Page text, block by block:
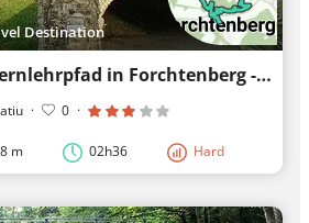
Destination
Hohenloher Bauernlehrpfad in Forchtenberg - das Original!
· 0 ·
m 02h36 Hard